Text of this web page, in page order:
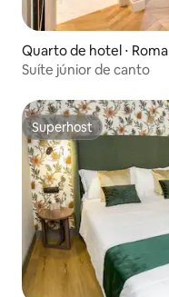
Quarto de hotel ⋅ Roma
Suíte júnior de canto
Superhost
Superhost